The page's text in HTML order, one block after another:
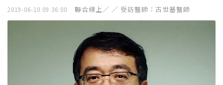
2019-06-10 09:36:00 聯合線上／ ／ 受訪醫師：古世基醫師